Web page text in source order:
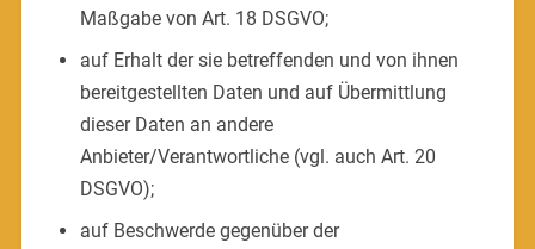
Maßgabe von Art. 18 DSGVO;
auf Erhalt der sie betreffenden und von ihnen
bereitgestellten Daten und auf Übermittlung
dieser Daten an andere
Anbieter/Verantwortliche (vgl. auch Art. 20
DSGVO);
auf Beschwerde gegenüber der